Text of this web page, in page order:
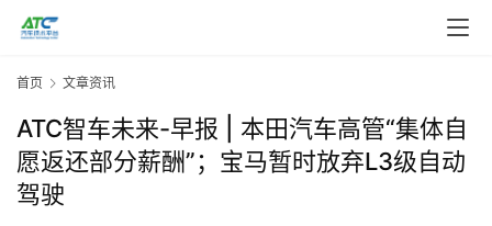
首页 文章资讯
ATC智车未来-早报 | 本田汽车高管“集体自
愿返还部分薪酬”；宝马暂时放弃L3级自动
驾驶